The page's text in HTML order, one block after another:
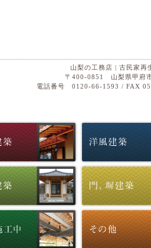
山梨の工務店 | 古民家再
〒400-0851 山梨県甲府
電話番号 0120-66-1593 / FAX